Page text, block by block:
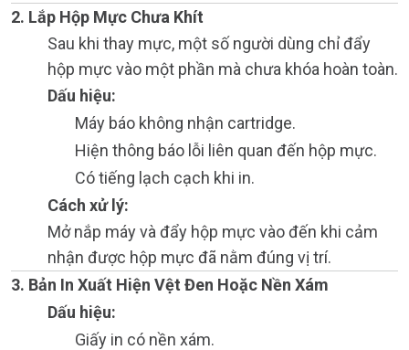
2. Lắp Hộp Mực Chưa Khít
Sau khi thay mực, một số người dùng chỉ đẩy
hộp mực vào một phần mà chưa khóa hoàn toàn.
Dấu hiệu:
Máy báo không nhận cartridge.
Hiện thông báo lỗi liên quan đến hộp mực.
Có tiếng lạch cạch khi in.
Cách xử lý:
Mở nắp máy và đẩy hộp mực vào đến khi cảm
nhận được hộp mực đã nằm đúng vị trí.
3. Bản In Xuất Hiện Vệt Đen Hoặc Nền Xám
Dấu hiệu:
Giấy in có nền xám.